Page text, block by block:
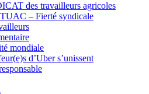
des travailleurs agricoles
– Fierté syndicale
mondiale
d’Uber s’unissent